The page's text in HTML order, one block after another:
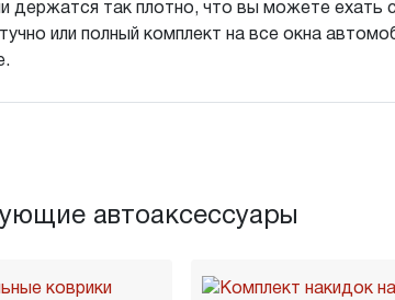
держатся так плотно, что вы можете
или полный комплект на все окна
автоаксессуары